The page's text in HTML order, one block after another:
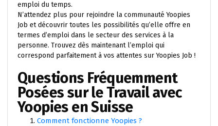
emploi du temps.
N’attendez plus pour rejoindre la communauté Yoopies
Job et découvrir toutes les possibilités qu’elle offre en
termes d’emploi dans le secteur des services à la
personne. Trouvez dès maintenant l’emploi qui
correspond parfaitement à vos attentes sur Yoopies Job !
Questions Fréquemment
Posées sur le Travail avec
Yoopies en Suisse
Comment fonctionne Yoopies ?